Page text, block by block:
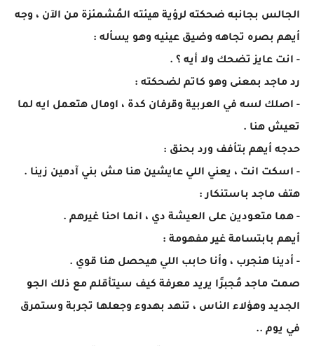
الجالس بجانبه ضحكته لرؤية هيئته المُشمئزة من الآن ، وجه
أيهم بصره تجاهه وضيق عينيه وهو يسأله :
- انت عايز تضحك ولا أيه ؟ .
رد ماجد بمعنى وهو كاتم لضحكته :
- اصلك لسه في العربية وقرفان كدة ، اومال هتعمل ايه لما
تعيش هنا .
حدجه أيهم بتأفف ورد بحنق :
- اسكت انت ، يعني اللي عايشين هنا مش بني آدمين زينا .
هتف ماجد باستنكار :
- هما متعودين على العيشة دي ، انما احنا غيرهم .
أيهم بابتسامة غير مفهومة :
- أدينا هنجرب ، وأنا حابب اللي هيحصل هنا قوي .
صمت ماجد مُجبرًا يريد معرفة كيف سيتأقلم مع ذلك الجو
الجديد وهؤلاء الناس ، تنهد بهدوء وجعلها تجربة وستمرق
في يوم ..